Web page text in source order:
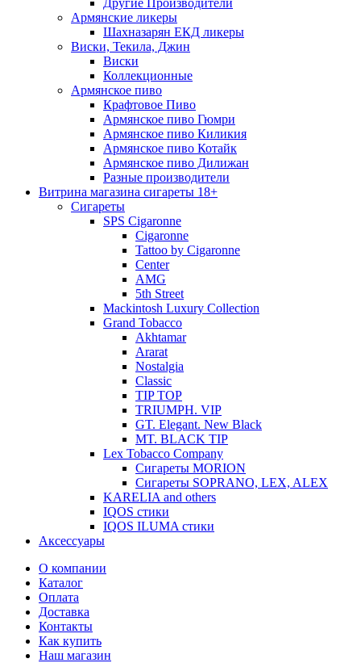
Другие Производители
Армянские ликеры
Шахназарян ЕКД ликеры
Виски, Текила, Джин
Виски
Коллекционные
Армянское пиво
Крафтовое Пиво
Армянское пиво Гюмри
Армянское пиво Киликия
Армянское пиво Котайк
Армянское пиво Дилижан
Разные производители
Витрина магазина сигареты 18+
Cигареты
SPS Cigaronne
Сigaronne
Tattoo by Cigaronne
Center
AMG
5th Street
Mackintosh Luxury Collection
Grand Tobacco
Akhtamar
Ararat
Nostalgia
Classic
TIP TOP
TRIUMPH. VIP
GT. Elegant. New Black
MT. BLACK TIP
Lex Tobacco Company
Сигареты MORION
Сигареты SOPRANO, LEX, ALEX
KARELIA and others
IQOS стики
IQOS ILUMA стики
Аксессуары
О компании
Каталог
Оплата
Доставка
Контакты
Как купить
Наш магазин